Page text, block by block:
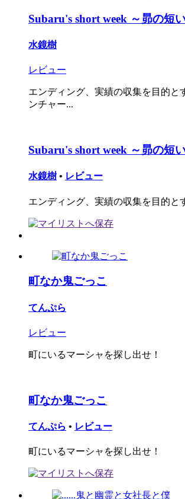
Subaru's short week ～昴の短
水鏡樹
レビュー
エンディング、実績の収集を目的と
ンチャー...
Subaru's short week ～昴の短
水鏡樹 • レビュー
エンディング、実績の収集を目的と
町なか鬼ごっこ
てんぷら
レビュー
町にいるマーシャを探し出せ！
町なか鬼ごっこ
てんぷら • レビュー
町にいるマーシャを探し出せ！